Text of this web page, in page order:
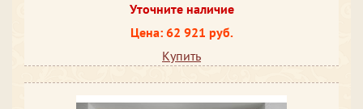
Уточните наличие
Цена: 62 921 руб.
Купить